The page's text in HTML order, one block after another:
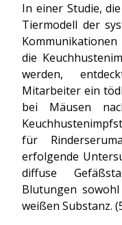
In einer Studie,
Tiermodell der
die
werden,
Mitarbeiter ein
bei Mäusen
für
erfolgende
diffuse
Blutungen
weißen Substanz.